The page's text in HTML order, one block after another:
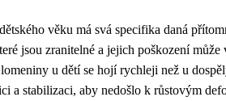
věku má svá specifika daná
jsou zranitelné a jejich poškození může
u dětí se hojí rychleji než u
a stabilizaci, aby nedošlo k růstovým